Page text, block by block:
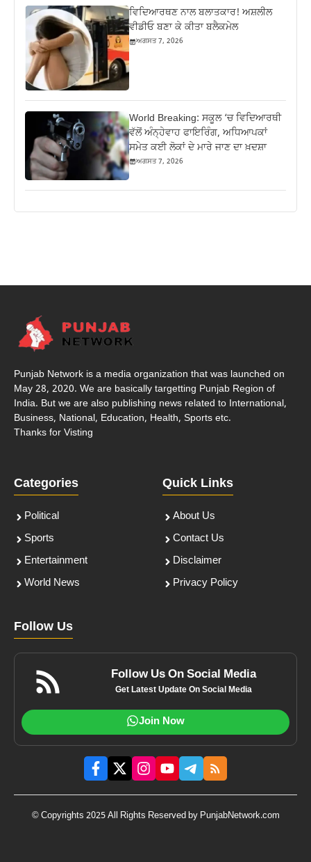
ਵਿਦਿਆਰਥਣ ਨਾਲ ਬਲਾਤਕਾਰ! ਅਸ਼ਲੀਲ
ਵੀਡੀਓ ਬਣਾ ਕੇ ਕੀਤਾ ਬਲੈਕਮੇਲ
ਅਗਸਤ 7, 2026
World Breaking: ਸਕੂਲ ‘ਚ ਵਿਦਿਆਰਥੀ
ਵੱਲੋਂ ਅੰਨ੍ਹੇਵਾਹ ਫਾਇਰਿੰਗ, ਅਧਿਆਪਕਾਂ
ਸਮੇਤ ਕਈ ਲੋਕਾਂ ਦੇ ਮਾਰੇ ਜਾਣ ਦਾ ਖ਼ਦਸ਼ਾ
ਅਗਸਤ 7, 2026
Punjab Network is a media organization that was launched on
May 28, 2020. We are basically targetting Punjab Region of
India. But we are also publishing news related to International,
Business, National, Education, Health, Sports etc.
Thanks for Visting
Categories
Political
Sports
Entertainment
World News
Quick Links
About Us
Contact Us
Disclaimer
Privacy Policy
Follow Us
Follow Us On Social Media
Get Latest Update On Social Media
Join Now
© Copyrights 2025 All Rights Reserved by PunjabNetwork.com